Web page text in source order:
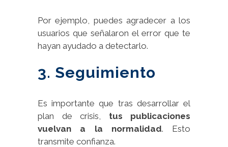
Por ejemplo, puedes agradecer a los
usuarios que señalaron el error que te
hayan ayudado a detectarlo.
3. Seguimiento
Es importante que tras desarrollar el
plan de crisis, tus publicaciones
vuelvan a la normalidad. Esto
transmite confianza.